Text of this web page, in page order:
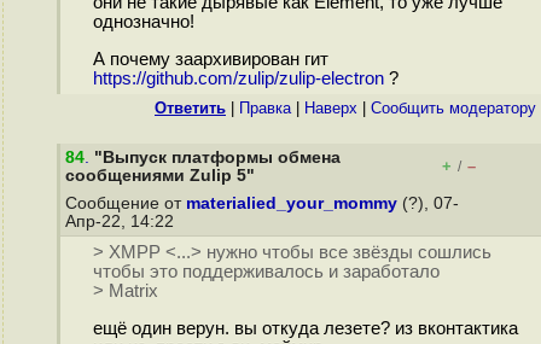
однозначно!
А почему заархивирован гит
https://github.com/zulip/zulip-electron?
Ответить Правка| Наверх Cообщить модератору
84. "Выпуск платформы обмена
сообщениями Zulip 5"
+ / –
Сообщение от materialied_your_mommy (?), 07-
Апр-22, 14:22
> XMPP <...> нужно чтобы все звёзды сошлись
чтобы это поддерживалось и заработало
> Matrix
ещё один верун. вы откуда лезете? из вконтактика